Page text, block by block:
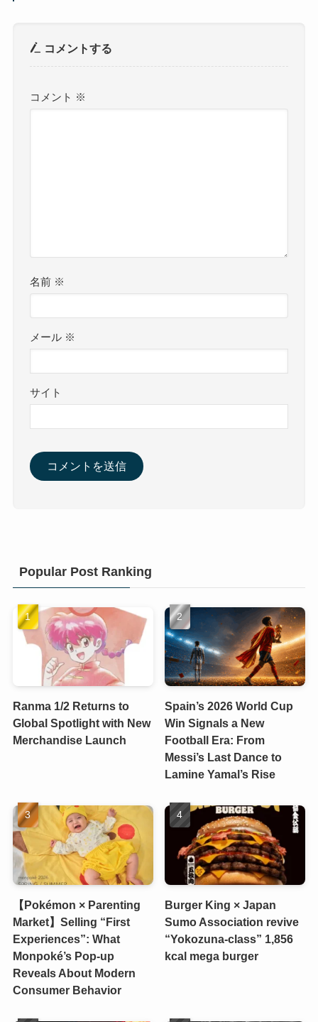
コメントする
コメント ※
名前 ※
メール ※
サイト
Popular Post Ranking
Ranma 1/2 Returns to
Global Spotlight with New
Merchandise Launch
Spain’s 2026 World Cup
Win Signals a New
Football Era: From
Messi’s Last Dance to
Lamine Yamal’s Rise
【Pokémon × Parenting
Market】Selling “First
Experiences”: What
Monpoké’s Pop-up
Reveals About Modern
Consumer Behavior
Burger King × Japan
Sumo Association revive
“Yokozuna-class” 1,856
kcal mega burger